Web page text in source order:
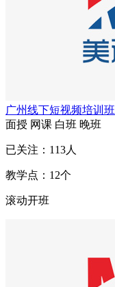
广州线下短视频培训班
面授 网课 白班 晚班
已关注： 113人
教学点： 12个
滚动开班